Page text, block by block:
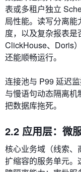
表或多租户独立
局性能。读写分离
度，以及复杂报表
ClickHouse、Doris
还能顺畅运行。
连接池与 P99 延迟
与慢语句动态隔离
把数据库拖死。
2.2 应用层：微
核心业务域（线索、
扩缩容的服务单元